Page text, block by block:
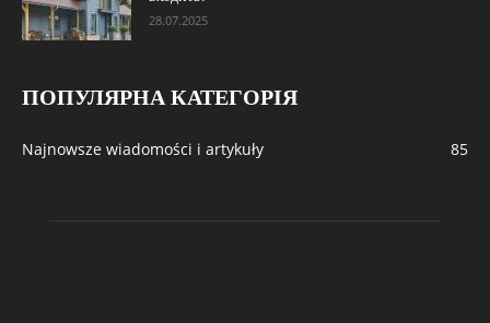
28.07.2025
ПОПУЛЯРНА КАТЕГОРІЯ
Najnowsze wiadomości i artykuły 85